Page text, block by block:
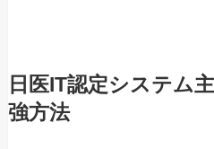
日医IT認定システム
強方法